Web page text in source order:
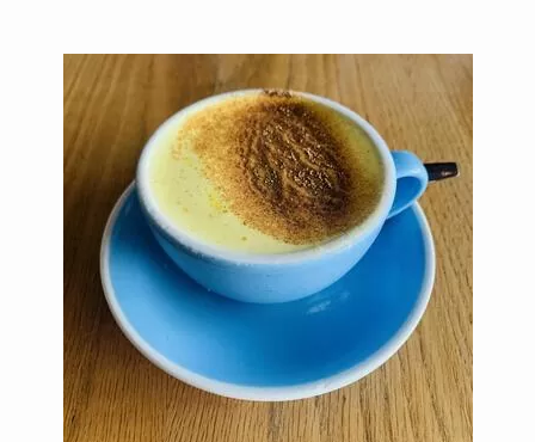
沸騰させないことがポイント